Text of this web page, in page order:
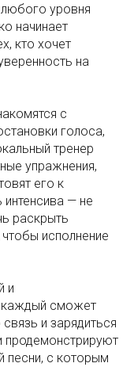
любого уровня
начинает
кто хочет
на
с
голоса,
тренер
упражнения,
его к
— не
раскрыть
исполнение
и
сможет
и зарядиться
продемонстрируют
песни, с которым